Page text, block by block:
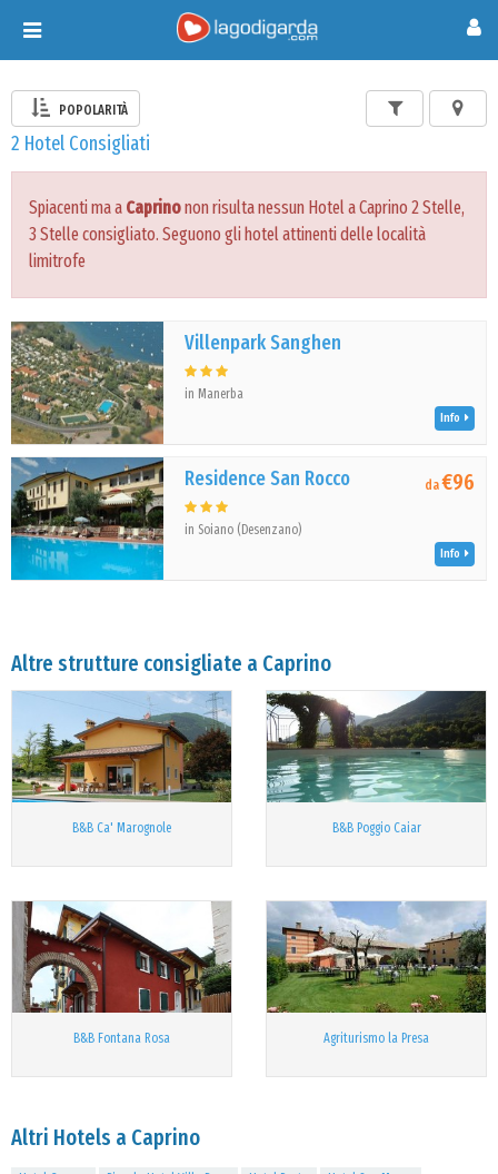
Toggle
navigation
POPOLARITÀ
2 Hotel Consigliati
Spiacenti ma a Caprinonon risulta nessun Hotel a Caprino 2 Stelle,
3 Stelle consigliato. Seguono gli hotel attinenti delle località
limitrofe
Villenpark Sanghen
in Manerba
Info
Residence San Rocco
in Soiano (Desenzano)
da€96
Info
Altre strutture consigliate a Caprino
B&B Ca' Marognole B&B Poggio Caiar
B&B Fontana Rosa Agriturismo la Presa
Altri Hotels a Caprino